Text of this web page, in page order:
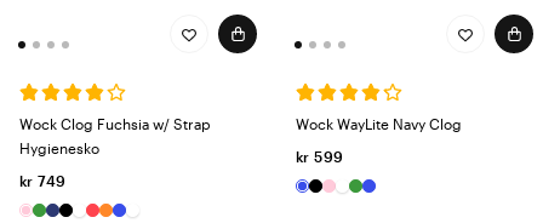
Wock Clog Fuchsia w/ Strap
Hygienesko
kr 749
Wock WayLite Navy Clog
kr 599